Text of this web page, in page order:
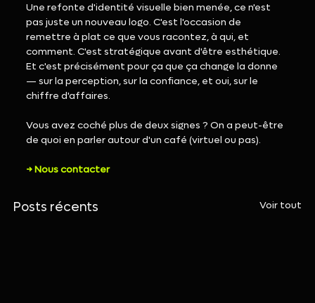
Une refonte d'identité visuelle bien menée, ce n'est
pas juste un nouveau logo. C'est l'occasion de
remettre à plat ce que vous racontez, à qui, et
comment. C'est stratégique avant d'être esthétique.
Et c'est précisément pour ça que ça change la donne
— sur la perception, sur la confiance, et oui, sur le
chiffre d'affaires.
Vous avez coché plus de deux signes ? On a peut-être
de quoi en parler autour d'un café (virtuel ou pas).
→ Nous contacter
Posts récents Voir tout